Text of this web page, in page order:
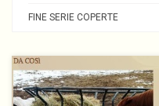
FINE SERIE COPERTE